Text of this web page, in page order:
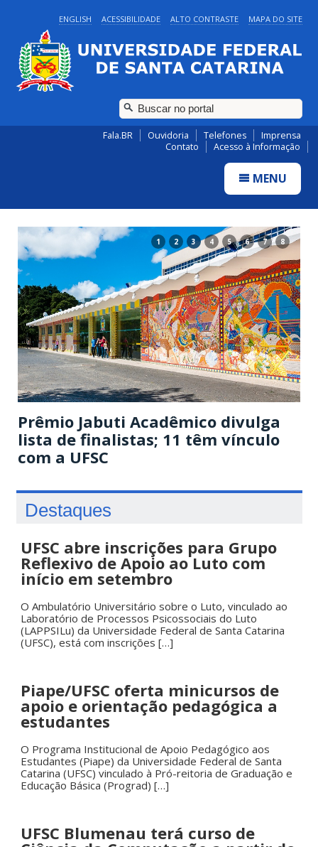
ENGLISH ACESSIBILIDADE ALTO CONTRASTE MAPA DO SITE
Imprensa
Telefones
Ouvidoria
Fala.BR
Acesso à Informação
Contato
MENU
Prêmio Jabuti Acadêmico divulga
lista de finalistas; 11 têm vínculo
com a UFSC
1 2 3 4 5 6 7 8
Destaques
UFSC abre inscrições para Grupo
Reflexivo de Apoio ao Luto com
início em setembro
O Ambulatório Universitário sobre o Luto, vinculado ao
Laboratório de Processos Psicossociais do Luto
(LAPPSILu) da Universidade Federal de Santa Catarina
(UFSC), está com inscrições […]
Piape/UFSC oferta minicursos de
apoio e orientação pedagógica a
estudantes
O Programa Institucional de Apoio Pedagógico aos
Estudantes (Piape) da Universidade Federal de Santa
Catarina (UFSC) vinculado à Pró-reitoria de Graduação e
Educação Básica (Prograd) […]
UFSC Blumenau terá curso de